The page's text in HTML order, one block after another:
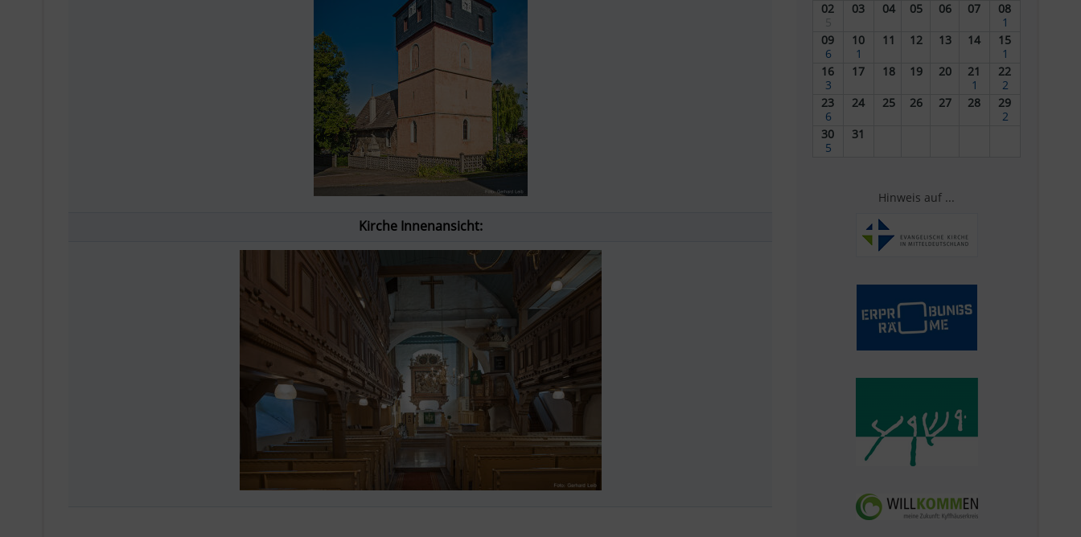
Kirche Innenansicht:
02
5
03 04 05 06 07
08
1
09
6
10
1
11 12 13 14
15
1
16
3
17 18 19 20
21
1
22
2
23
6
24 25 26 27 28
29
2
30
5
31
Hinweis auf ...